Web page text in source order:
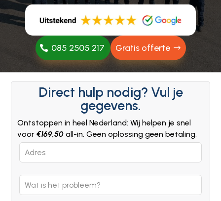
085 2505 217 Gratis offerte
Direct hulp nodig? Vul je
gegevens.
Ontstoppen in heel Nederland: Wij helpen je snel
voor€169,50 all-in. Geen oplossing geen betaling.
Leave
this
blank